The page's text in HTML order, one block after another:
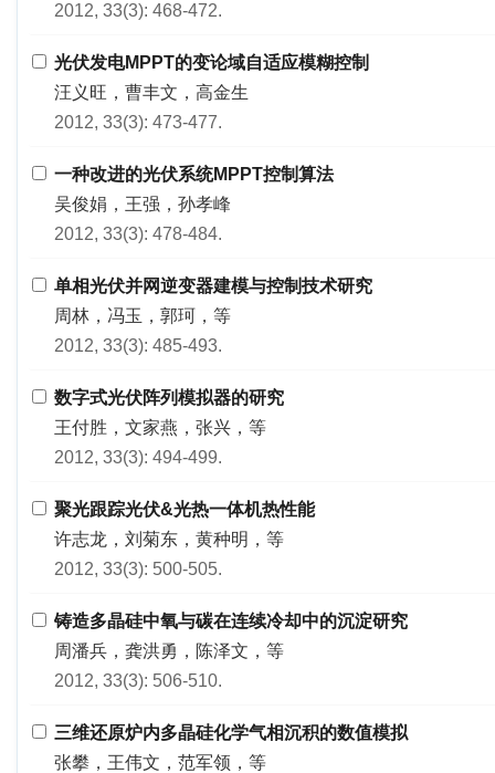
2012, 33(3): 468-472.
光伏发电MPPT的变论域自适应模糊控制
汪义旺，曹丰文，高金生
2012, 33(3): 473-477.
一种改进的光伏系统MPPT控制算法
吴俊娟，王强，孙孝峰
2012, 33(3): 478-484.
单相光伏并网逆变器建模与控制技术研究
周林，冯玉，郭珂，等
2012, 33(3): 485-493.
数字式光伏阵列模拟器的研究
王付胜，文家燕，张兴，等
2012, 33(3): 494-499.
聚光跟踪光伏&光热一体机热性能
许志龙，刘菊东，黄种明，等
2012, 33(3): 500-505.
铸造多晶硅中氧与碳在连续冷却中的沉淀研究
周潘兵，龚洪勇，陈泽文，等
2012, 33(3): 506-510.
三维还原炉内多晶硅化学气相沉积的数值模拟
张攀，王伟文，范军领，等